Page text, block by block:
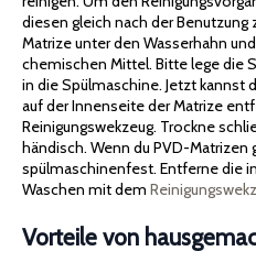
diesen gleich nach der Benutzung
Matrize unter den Wasserhahn
chemischen Mittel. Bitte lege die
in die Spülmaschine. Jetzt kannst
auf der Innenseite der Matrize
Reinigungswekzeug. Trockne
händisch. Wenn du PVD-Matrizen
spülmaschinenfest. Entferne die
Waschen mit dem
Vorteile von